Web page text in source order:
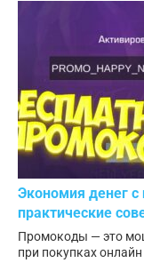
Экономия денег
практические
Промокоды — это
при покупках